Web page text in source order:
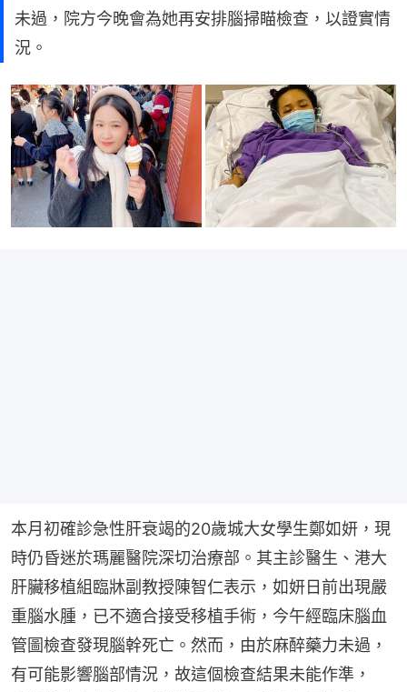
未過，院方今晚會為她再安排腦掃瞄檢查，以證實情
況。
本月初確診急性肝衰竭的20歲城大女學生鄭如妍，現
時仍昏迷於瑪麗醫院深切治療部。其主診醫生、港大
肝臟移植組臨牀副教授陳智仁表示，如妍日前出現嚴
重腦水腫，已不適合接受移植手術，今午經臨床腦血
管圖檢查發現腦幹死亡。然而，由於麻醉藥力未過，
有可能影響腦部情況，故這個檢查結果未能作準，